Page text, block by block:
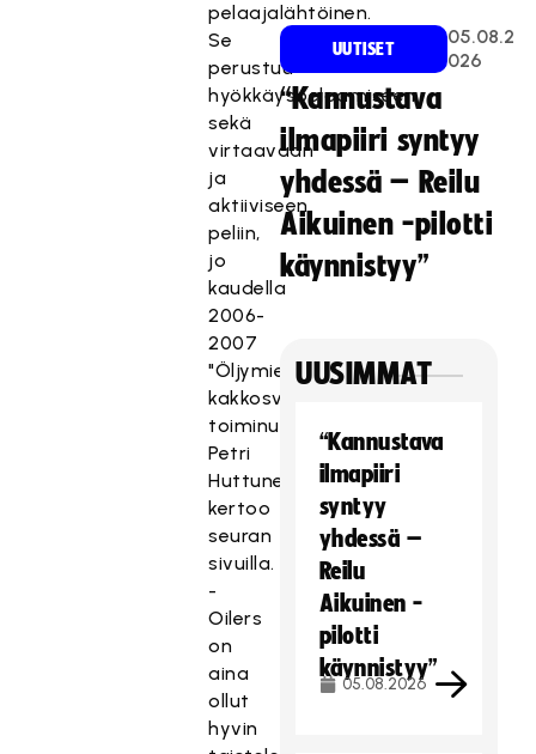
pelaajalähtöinen.
Se
perustuu
hyökkäyspelaamiseen
sekä
virtaavaan
ja
aktiiviseen
peliin,
jo
kaudella
2006-
2007
"Öljymiesten"
kakkosvalmentajana
toiminut
Petri
Huttunen
kertoo
seuran
sivuilla.
-
Oilers
on
aina
ollut
hyvin
UUTISET
05.08.2
026
“Kannustava
ilmapiiri syntyy
yhdessä – Reilu
Aikuinen -pilotti
käynnistyy”
UUSIMMAT
“Kannustava
ilmapiiri
syntyy
yhdessä –
Reilu
Aikuinen -
pilotti
käynnistyy”
05.08.2026